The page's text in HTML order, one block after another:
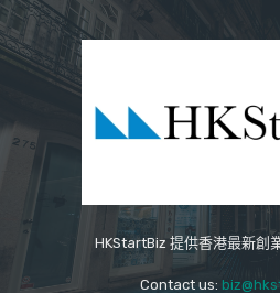
HKStartBiz 提供香港最新創
Contact us: